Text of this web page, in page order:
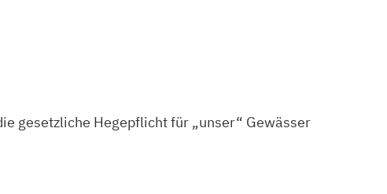
gesetzliche Hegepflicht für „unser“ Gewässer